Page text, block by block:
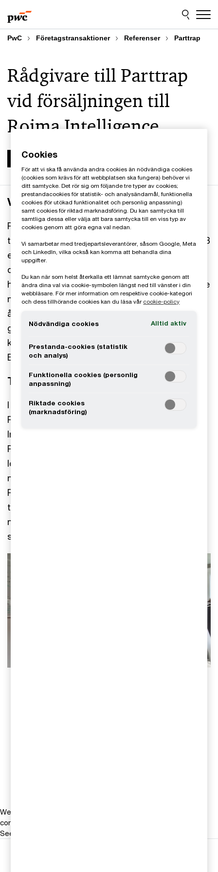
to
content
to
footer
PwC Företagstransaktioner Referenser Parttrap
Rådgivare till Parttrap
vid försäljningen till
Roima Intelligence
Verksamheten
Parttrap är ett mjukvaruföretag som
tillhandahåller en egenutvecklad plattform för B2B
e-handel primärt inriktad mot tillverkande och
distribuerande företag, med funktioner såsom e-
handel, PIM, CMS och 3D-teknik direkt integrerade
mot kundernas ERP-system. Under de senaste
åren har bolaget framgångsrikt expanderat sin
geografiska närvaro och byggt upp en stark
kundbas med välrenommerade kunder i Norden,
Europa och Nordamerika.
Transaktionen
I december 2022 presenterades affären där
Roima Intelligence förvärvade Parttrap. Roima
Intelligence ägs av private equity-bolaget Intera
Partners och är ett finskt mjukvaruföretag med
lösningar för industriell tillverkning och logistik i
norra Europa. Samgåendet mellan Parttrap och
Roima Intelligence förväntas generera synergier i
termer av såväl teknologi som korsförsäljning
med en gemensam accelererad tillväxtagenda, i
synnerhet i Norden och USA.
We help you meet tomorrow’s tech demands
compete at a speed that rewrites the rules
See how
Cookies
För att vi ska få använda andra cookies än nödvändiga cookies
(cookies som krävs för att webbplatsen ska fungera) behöver vi
ditt samtycke. Det rör sig om följande tre typer av cookies;
prestandacookies för statistik- och analysändamål, funktionella
cookies (för utökad funktionalitet och personlig anpassning)
samt cookies för riktad marknadsföring. Du kan samtycka till
samtliga dessa eller välja att bara samtycka till en viss typ av
cookies genom att göra egna val nedan.
Vi samarbetar med tredjepartsleverantörer, såsom Google, Meta
och LinkedIn, vilka också kan komma att behandla dina
uppgifter.
Du kan när som helst återkalla ett lämnat samtycke genom att
ändra dina val via cookie-symbolen längst ned till vänster i din
webbläsare. För mer information om respektive cookie-kategori
och dess tillhörande cookies kan du läsa vår cookie-policy
Nödvändiga cookies Alltid aktiv
Prestanda-cookies (statistik
och analys)
Funktionella cookies (personlig
anpassning)
Riktade cookies
(marknadsföring)